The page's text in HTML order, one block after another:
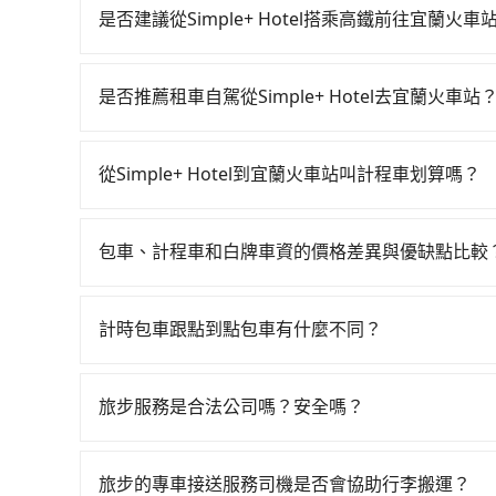
產生。
是否建議從Simple+ Hotel搭乘高鐵前往宜蘭火車
103班車次，從最早07:12到23:52，過了末班車
人票價40元，再用10分鐘出站、等待車站前排班
少額外負擔440元車資，而且更會額外浪費68分
是否推薦租車自駕從Simple+ Hotel去宜蘭火車站？
天就要來回，那在台北路邊可隨租隨借的iRent應
用預估進去，但額外的汽車保險與可能的罰單都
理，每一次租車都好像在開樂透一樣。另外，偶
遇到下雨天或者載行李時，就顯得非常不便。
從Simple+ Hotel到宜蘭火車站叫計程車划算嗎？
到車，也可考慮打電話至附近的計程車隊，如裕
Hotel到宜蘭火車站的跳表小黃可能較為便宜，但
包車、計程車和白牌車資的價格差異與優缺點比較
地點上車較客製化。此外，司機還會提供各種旅
無法申訴退費。
計時包車跟點到點包車有什麼不同？
通常以每小時為單位，客戶可以根據自己的需要
一個城市的長途包車。
旅步服務是合法公司嗎？安全嗎？
機服務，因為您的安全旅步比您更重視。
旅步的專車接送服務司機是否會協助行李搬運？